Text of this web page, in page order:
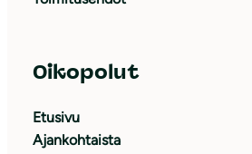
Oikopolut
Etusivu
Ajankohtaista